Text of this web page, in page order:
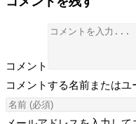
コメント
コメントする名前または